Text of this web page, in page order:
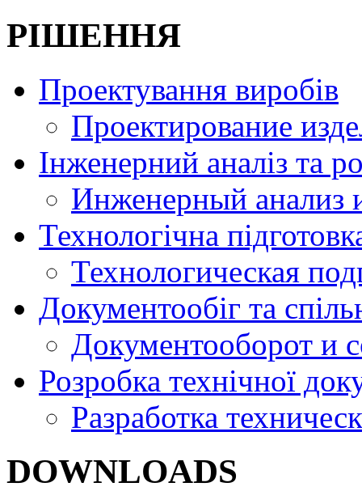
РІШЕННЯ
Проектування виробів
Проектирование
Інженерний аналіз та
Инженерный анализ
Технологічна
Технологическая
Документообіг та
Документооборот и
Розробка технічної
Разработка
DOWNLOADS